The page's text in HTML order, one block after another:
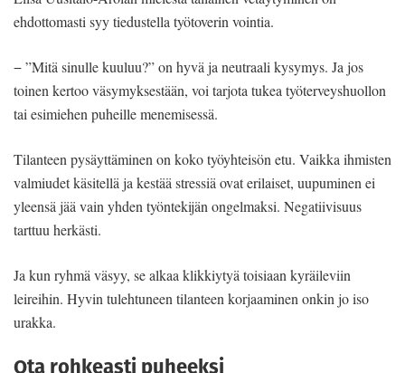
ehdottomasti syy tiedustella työtoverin vointia.
− ”Mitä sinulle kuuluu?” on hyvä ja neutraali kysymys. Ja jos
toinen kertoo väsymyksestään, voi tarjota tukea työterveyshuollon
tai esimiehen puheille menemisessä.
Tilanteen pysäyttäminen on koko työyhteisön etu. Vaikka ihmisten
valmiudet käsitellä ja kestää stressiä ovat erilaiset, uupuminen ei
yleensä jää vain yhden työntekijän ongelmaksi. Negatiivisuus
tarttuu herkästi.
Ja kun ryhmä väsyy, se alkaa klikkiytyä toisiaan kyräileviin
leireihin. Hyvin tulehtuneen tilanteen korjaaminen onkin jo iso
urakka.
Ota rohkeasti puheeksi